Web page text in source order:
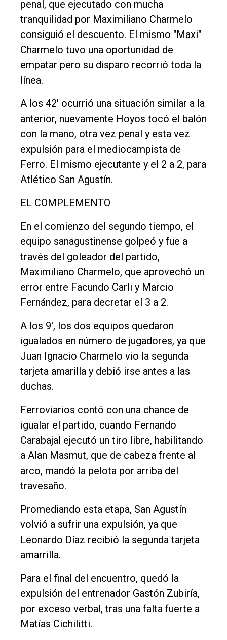
penal, que ejecutado con mucha
tranquilidad por Maximiliano Charmelo
consiguió el descuento. El mismo "Maxi"
Charmelo tuvo una oportunidad de
empatar pero su disparo recorrió toda la
línea.
A los 42' ocurrió una situación similar a la
anterior, nuevamente Hoyos tocó el balón
con la mano, otra vez penal y esta vez
expulsión para el mediocampista de
Ferro. El mismo ejecutante y el 2 a 2, para
Atlético San Agustín.
EL COMPLEMENTO
En el comienzo del segundo tiempo, el
equipo sanagustinense golpeó y fue a
través del goleador del partido,
Maximiliano Charmelo, que aprovechó un
error entre Facundo Carli y Marcio
Fernández, para decretar el 3 a 2.
A los 9', los dos equipos quedaron
igualados en número de jugadores, ya que
Juan Ignacio Charmelo vio la segunda
tarjeta amarilla y debió irse antes a las
duchas.
Ferroviarios contó con una chance de
igualar el partido, cuando Fernando
Carabajal ejecutó un tiro libre, habilitando
a Alan Masmut, que de cabeza frente al
arco, mandó la pelota por arriba del
travesaño.
Promediando esta etapa, San Agustín
volvió a sufrir una expulsión, ya que
Leonardo Díaz recibió la segunda tarjeta
amarrilla.
Para el final del encuentro, quedó la
expulsión del entrenador Gastón Zubiría,
por exceso verbal, tras una falta fuerte a
Matías Cichilitti.